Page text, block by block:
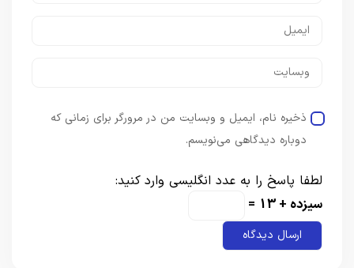
ذخیره نام، ایمیل و وبسایت من در مرورگر برای زمانی که
دوباره دیدگاهی می‌نویسم.
لطفا پاسخ را به عدد انگلیسی وارد کنید:
سیزده + 13 =